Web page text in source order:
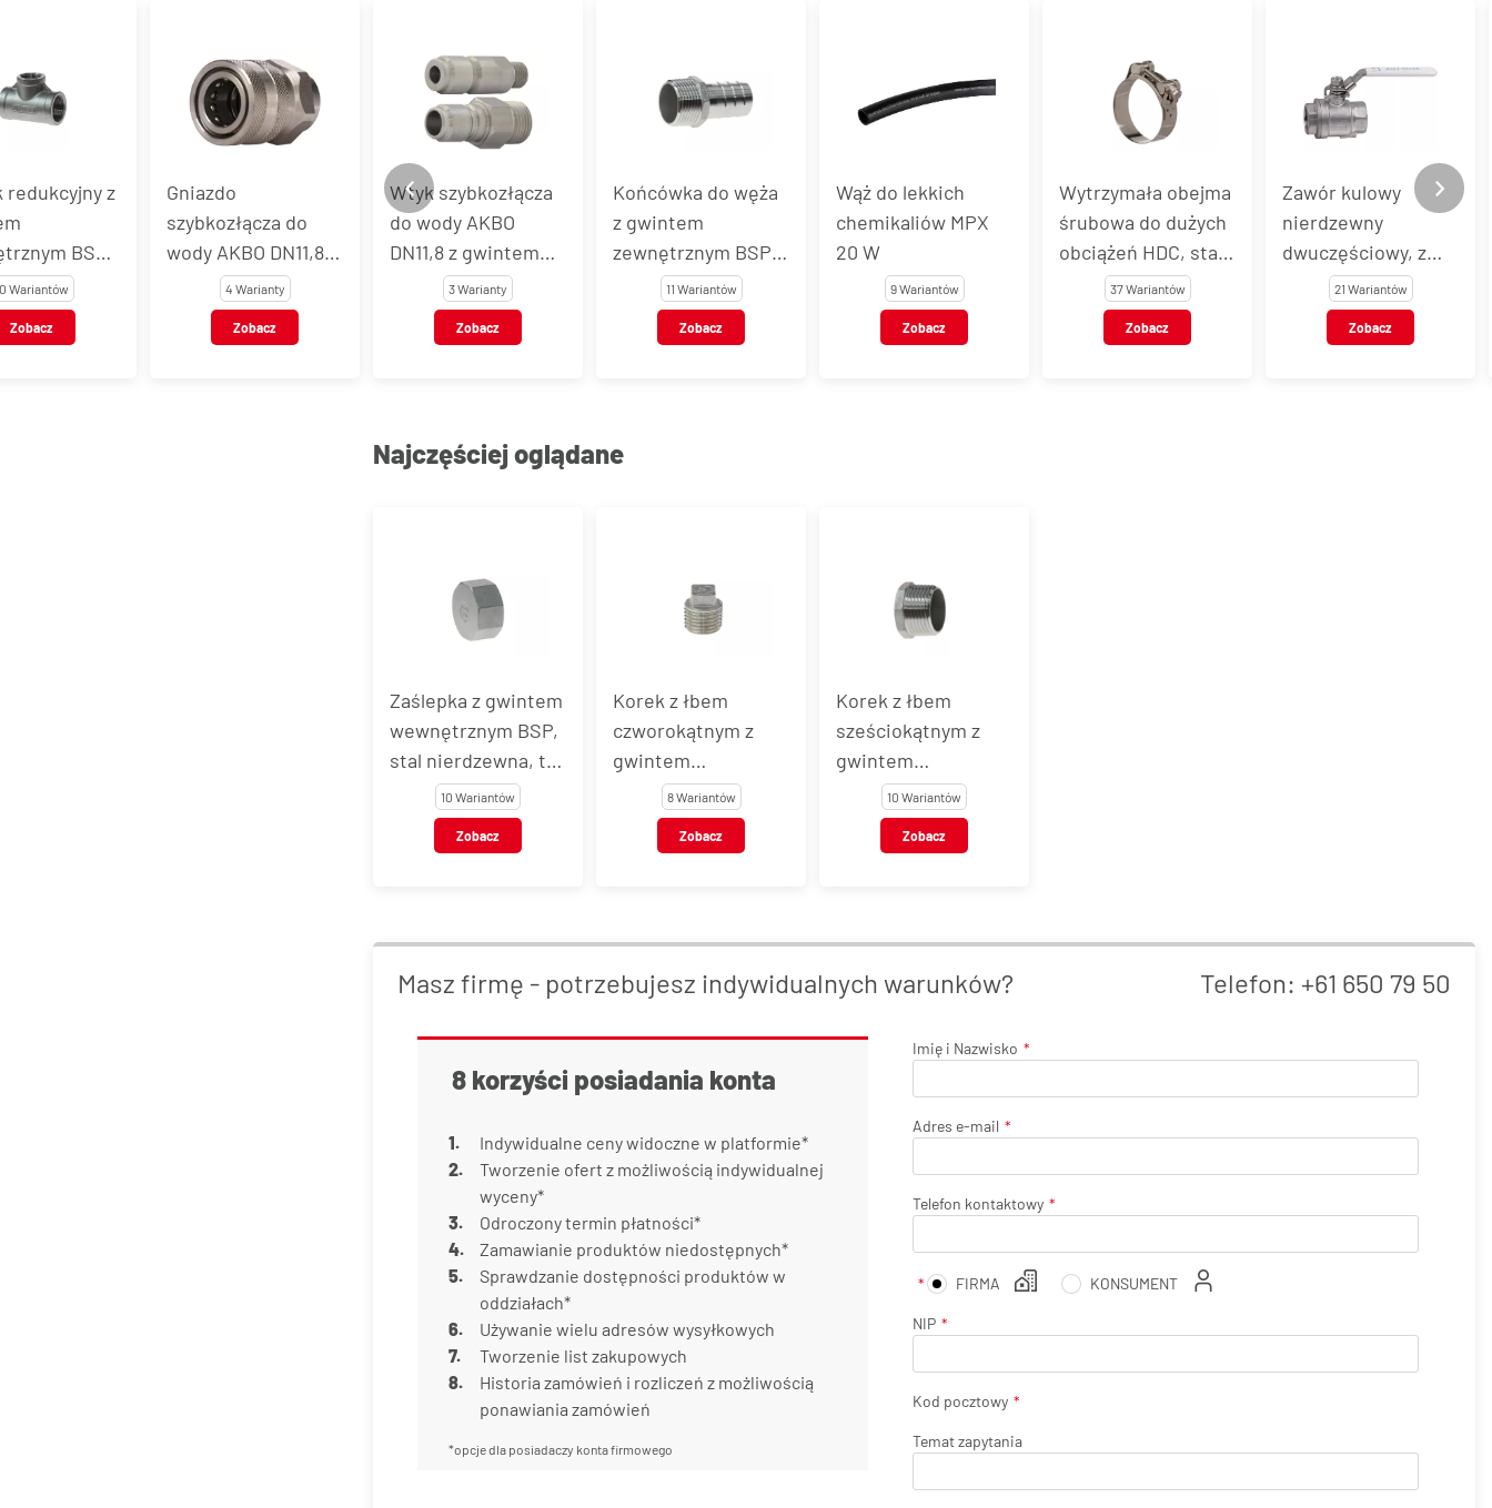
redukcyjny z
BSP,
typ
Wariantów
Zobacz
Gniazdo
szybkozłącza do
wody AKBO DN11,8 z
gwintem
wewnętrznym, stal
nierdzewna AISI
4 Warianty
Zobacz
Wtyk szybkozłącza
do wody AKBO
DN11,8 z gwintem
zewnętrznym, stal
nierdzewna AISI
303 / 301
3 Warianty
Zobacz
Końcówka do węża
z gwintem
zewnętrznym BSPT,
stal nierdzewna, typ
VT123
11 Wariantów
Zobacz
Wąż do lekkich
chemikaliów MPX
20 W
9 Wariantów
Zobacz
Wytrzymała obejma
śrubowa do dużych
obciążeń HDC, stal
nierdzewna
37 Wariantów
Zobacz
Zawór kulowy
nierdzewny
dwuczęściowy, z
GW BSP, dźwignia z
blokadą, typ
2006SC
21 Wariantów
Zobacz
Najczęściej oglądane
Zaślepka z gwintem
wewnętrznym BSP,
stal nierdzewna, typ
VT118 10 Wariantów
Zobacz
Korek z łbem
czworokątnym z
gwintem
zewnętrznym BSPT,
stal nierdzewna, typ
VT113
8 Wariantów
Zobacz
Korek z łbem
sześciokątnym z
gwintem
zewnętrznym BSPT,
stal nierdzewna, typ
VT114
10 Wariantów
Zobacz
Masz firmę - potrzebujesz indywidualnych warunków? Telefon: +61 650 79 50
8 korzyści posiadania konta
Indywidualne ceny widoczne w platformie*
Tworzenie ofert z możliwością indywidualnej
wyceny*
Odroczony termin płatności*
Zamawianie produktów niedostępnych*
Sprawdzanie dostępności produktów w
oddziałach*
Używanie wielu adresów wysyłkowych
Tworzenie list zakupowych
Historia zamówień i rozliczeń z możliwością
ponawiania zamówień
*opcje dla posiadaczy konta firmowego
Imię i Nazwisko
Adres e-mail
Telefon kontaktowy
FIRMA KONSUMENT
NIP
Kod pocztowy
Temat zapytania